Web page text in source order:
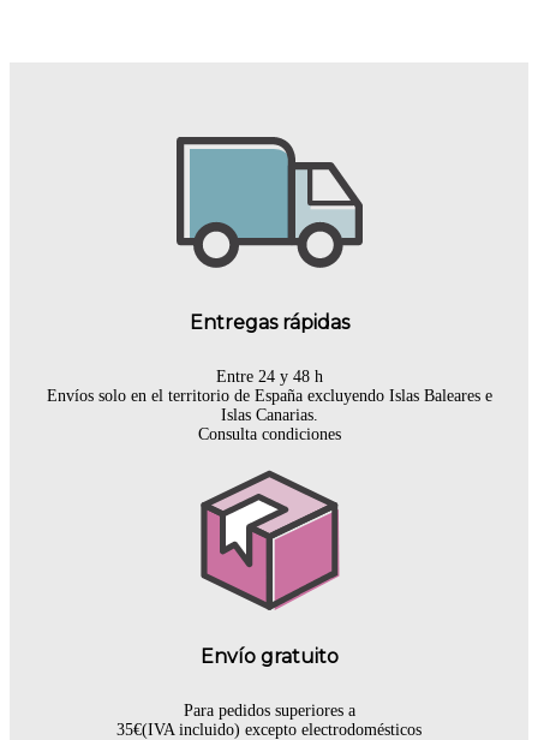
Entregas rápidas
Entre 24 y 48 h
Envíos solo en el territorio de España excluyendo Islas Baleares e
Islas Canarias.
Consulta condiciones
Envío gratuito
Para pedidos superiores a
35€(IVA incluido) excepto electrodomésticos